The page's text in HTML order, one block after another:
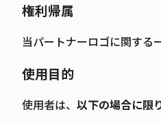
権利帰属
当パートナーロゴに関する
使用目的
使用者は、 以下の場合に限